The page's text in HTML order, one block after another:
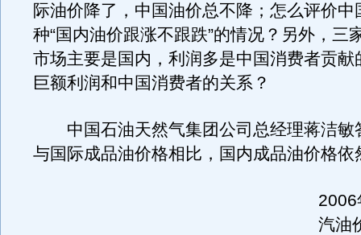
际油价降了，中国油价总不降；怎么评价中
种“国内油价跟涨不跟跌”的情况？另外，三
市场主要是国内，利润多是中国消费者贡献
巨额利润和中国消费者的关系？
中国石油天然气集团公司总经理蒋洁敏
与国际成品油价格相比，国内成品油价格依
2006
汽油